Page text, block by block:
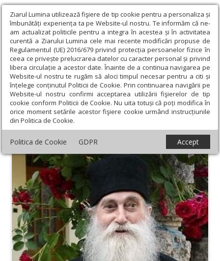
Ziarul Lumina utilizează fişiere de tip cookie pentru a personaliza și
îmbunătăți experiența ta pe Website-ul nostru. Te informăm că ne-
am actualizat politicile pentru a integra în acestea și în activitatea
curentă a Ziarului Lumina cele mai recente modificări propuse de
Regulamentul (UE) 2016/679 privind protecția persoanelor fizice în
ceea ce privește prelucrarea datelor cu caracter personal și privind
libera circulație a acestor date. Înainte de a continua navigarea pe
Website-ul nostru te rugăm să aloci timpul necesar pentru a citi și
înțelege conținutul Politicii de Cookie. Prin continuarea navigării pe
Website-ul nostru confirmi acceptarea utilizării fişierelor de tip
cookie conform Politicii de Cookie. Nu uita totuși că poți modifica în
orice moment setările acestor fişiere cookie urmând instrucțiunile
din Politica de Cookie.
Politica de Cookie GDPR Accept
Ziarul Lumina › Actualitate religioasă › Documentar › Părintele
Arsenie Papacioc: „Inima este o fiinţă în fiinţa noastră”
Părintele Arsenie Papacioc: „Inima este o
fiinţă în fiinţa noastră”